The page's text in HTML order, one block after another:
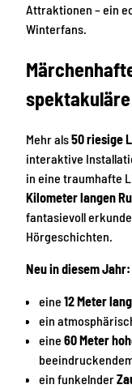
Attraktionen – ein
Winterfans.
Mehr als50 riesige
interaktive
in eine traumhafte
Kilometer langen
fantasievoll
Hörgeschichten.
Neu in diesem Jahr:
eine 12 Meter
ein
eine 60 Meter
ein funkelnder